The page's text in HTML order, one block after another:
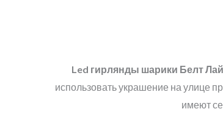
Led гирлянды шарики Белт
использовать украшение на улице
имеют